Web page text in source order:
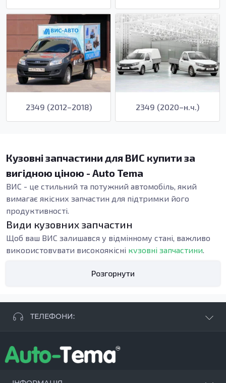
2349 (2012–2018) 2349 (2020–н.ч.)
Кузовні запчастини для ВИС купити за
вигідною ціною - Auto Tema
ВИС - це стильний та потужний автомобіль, який
вимагає якісних запчастин для підтримки його
продуктивності.
Види кузовних запчастин
Щоб ваш ВИС залишався у відмінному стані, важливо
використовувати високоякісні кузовні запчастини
Вони слугують для підтримки та стабільності кузова,
захищаючи автомобіль від корозії та механічних
Рекомендується замінювати внутрішні пороги, якщо
маєте ознаки іржі або деформації, адже це може
Розгорнути
ТЕЛЕФОНИ:
+38 096 250 84 38
+38 099 657 61 50